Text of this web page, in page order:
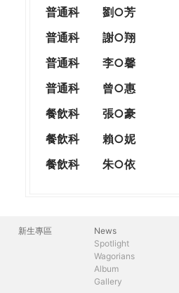
普通科
劉○芳
普通科
謝○翔
普通科
李○馨
普通科
曾○惠
餐飲科
張○豪
餐飲科
賴○妮
餐飲科
朱○依
主
新生專區
News
Spotlight
Wagorians
Album
Gallery